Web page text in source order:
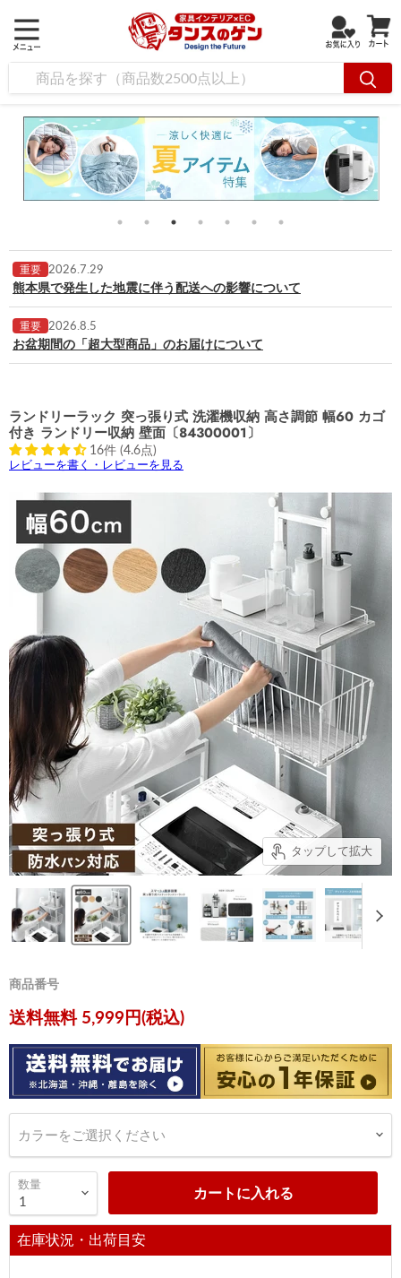
重要 2026.7.29
熊本県で発生した地震に伴う配送への影響について
重要 2026.8.5
お盆期間の「超大型商品」のお届けについて
ランドリーラック 突っ張り式 洗濯機収納 高さ調節 幅60 カゴ
付き ランドリー収納 壁面〔84300001〕
16件 (4.6点)
レビューを書く・レビューを見る
タップして拡大
商品番号
現在の価格
送料無料 5,999円(税込)
カラーをご選択ください
数量
カートに入れる
在庫状況・出荷目安